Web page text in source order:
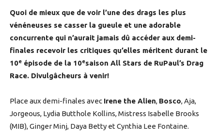
Quoi de mieux que de voir l’une des drags les plus
vénéneuses se casser la gueule et une adorable
concurrente qui n’aurait jamais dû accéder aux demi-
finales recevoir les critiques qu’elles méritent durant le
10e épisode de la 10esaison All Stars de RuPaul’s Drag
Race. Divulgâcheurs à venir!
Place aux demi-finales avec Irene the Alien, Bosco, Aja,
Jorgeous, Lydia Butthole Kollins, Mistress Isabelle Brooks
(MIB), Ginger Minj, Daya Betty et Cynthia Lee Fontaine.